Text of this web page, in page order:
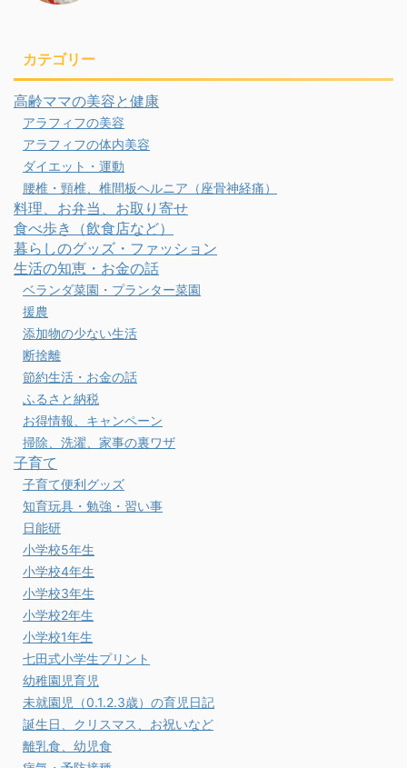
カテゴリー
高齢ママの美容と健康
アラフィフの美容
アラフィフの体内美容
ダイエット・運動
腰椎・頸椎、椎間板ヘルニア（座骨神経痛）
料理、お弁当、お取り寄せ
食べ歩き（飲食店など）
暮らしのグッズ・ファッション
生活の知恵・お金の話
ベランダ菜園・プランター菜園
援農
添加物の少ない生活
断捨離
節約生活・お金の話
ふるさと納税
お得情報、キャンペーン
掃除、洗濯、家事の裏ワザ
子育て
子育て便利グッズ
知育玩具・勉強・習い事
日能研
小学校5年生
小学校4年生
小学校3年生
小学校2年生
小学校1年生
七田式小学生プリント
幼稚園児育児
未就園児（0.1.2.3歳）の育児日記
誕生日、クリスマス、お祝いなど
離乳食、幼児食